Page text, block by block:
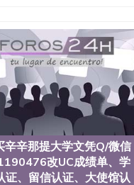
在读证明University at
辛辛那提大学文凭Q/微信
改UC成绩单、学
证、留信认证、大使馆认